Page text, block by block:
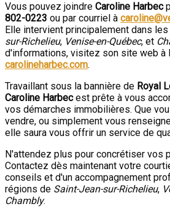
Vous pouvez joindre Caroline Harbec
802-0223 ou par courriel à
Elle intervient principalement dans
sur-Richelieu, Venise-en-Québec, et
d'informations, visitez son site web à
carolineharbec.com.
Travaillant sous la bannière de Royal
Caroline Harbecest prête à vous
vos démarches immobilières. Que
vendre, ou simplement vous
elle saura vous offrir un service de
N'attendez plus pour concrétiser vos
Contactez dès maintenant votre
conseils et d'un accompagnement
régions de Saint-Jean-sur-Richelieu,
Chambly.